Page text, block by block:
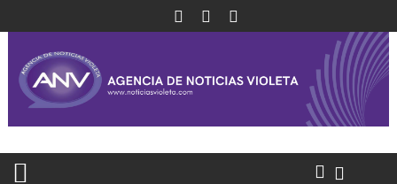
al
contenido